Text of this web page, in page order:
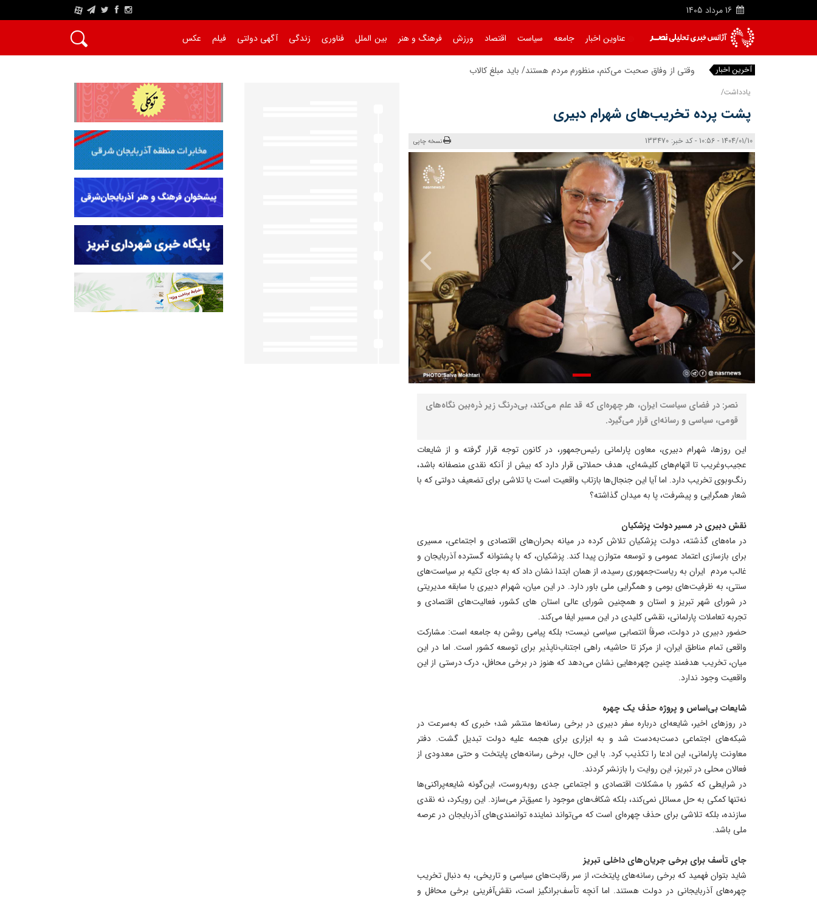
16 مرداد 1405
A
عناوین اخبار جامعه سیاست اقتصاد ورزش فرهنگ و هنر بین الملل فناوری زندگی آگهی دولتی فیلم عکس
آخرین اخبار وقتی از وفاق
یادداشت/
پشت پرده تخریب‌های شهرام دبیری
1404/01/10 - 10:56 - کد خبر: 133470 نسخه چاپی
نصر: در فضای سیاست ایران، هر چهره‌ای که قد علم می‌کند، بی‌درنگ زیر ذره‌بین نگاه‌های
قومی، سیاسی و رسانه‌ای قرار می‌گیرد.
این روزها، شهرام دبیری، معاون پارلمانی رئیس‌جمهور، در کانون توجه قرار گرفته و از شایعات
عجیب‌وغریب تا اتهام‌های کلیشه‌ای، هدف حملاتی قرار دارد که بیش از آنکه نقدی منصفانه باشد،
رنگ‌وبوی تخریب دارد. اما آیا این جنجال‌ها بازتاب واقعیت است یا تلاشی برای تضعیف دولتی که با
شعار همگرایی و پیشرفت، پا به میدان گذاشته؟
نقش دبیری در مسیر دولت پزشکیان
در ماه‌های گذشته، دولت پزشکیان تلاش کرده در میانه بحران‌های اقتصادی و اجتماعی، مسیری
برای بازسازی اعتماد عمومی و توسعه متوازن پیدا کند. پزشکیان، که با پشتوانه گسترده آذربایجان و
غالب مردم ایران به ریاست‌جمهوری رسیده، از همان ابتدا نشان داد که به جای تکیه بر سیاست‌های
سنتی، به ظرفیت‌های بومی و همگرایی ملی باور دارد. در این میان، شهرام دبیری با سابقه مدیریتی
در شورای شهر تبریز و استان و همچنین شورای عالی استان های کشور، فعالیت‌های اقتصادی و
تجربه تعاملات پارلمانی، نقشی کلیدی در این مسیر ایفا می‌کند.
حضور دبیری در دولت، صرفاً انتصابی سیاسی نیست؛ بلکه پیامی روشن به جامعه است: مشارکت
واقعی تمام مناطق ایران، از مرکز تا حاشیه، راهی اجتناب‌ناپذیر برای توسعه کشور است. اما در این
میان، تخریب هدفمند چنین چهره‌هایی نشان می‌دهد که هنوز در برخی محافل، درک درستی از این
واقعیت وجود ندارد.
شایعات بی‌اساس و پروژه حذف یک چهره
در روزهای اخیر، شایعه‌ای درباره سفر دبیری در برخی رسانه‌ها منتشر شد؛ خبری که به‌سرعت در
شبکه‌های اجتماعی دست‌به‌دست شد و به ابزاری برای هجمه علیه دولت تبدیل گشت. دفتر
معاونت پارلمانی، این ادعا را تکذیب کرد. با این حال، برخی رسانه‌های پایتخت و حتی معدودی از
فعالان محلی در تبریز، این روایت را بازنشر کردند.
در شرایطی که کشور با مشکلات اقتصادی و اجتماعی جدی روبه‌روست، این‌گونه شایعه‌پراکنی‌ها
نه‌تنها کمکی به حل مسائل نمی‌کند، بلکه شکاف‌های موجود را عمیق‌تر می‌سازد. این رویکرد، نه نقدی
سازنده، بلکه تلاشی برای حذف چهره‌ای است که می‌تواند نماینده توانمندی‌های آذربایجان در عرصه
ملی باشد.
جای تأسف برای برخی جریان‌های داخلی تبریز
شاید بتوان فهمید که برخی رسانه‌های پایتخت، از سر رقابت‌های سیاسی و تاریخی، به دنبال تخریب
چهره‌های آذربایجانی در دولت هستند. اما آنچه تأسف‌برانگیز است، نقش‌آفرینی برخی محافل و